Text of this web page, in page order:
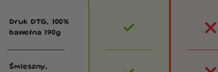
Druk DTG, 100%
bawełna 190g
Śmieszny,